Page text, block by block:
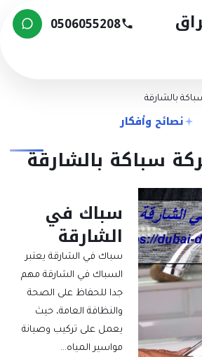
0506055208
بالشارقة
نصائح وأفكار
سباكة بالشارقة
سباك في
الشارقة
سباك في الشارقة يعتبر
السباك في الشارقة مهم
جدا للحفاظ على الصحة
والنظافة العامة، حيث
يعمل على تركيب وصيانة
مواسير المياه…